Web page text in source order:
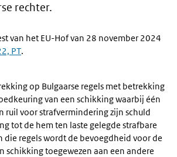
rechter.
van het EU-Hof van 28 november 2024
PT.
op Bulgaarse regels met betrekking
van een schikking waarbij één
ruil voor strafvermindering zijn schuld
tot de hem ten laste gelegde strafbare
die regels wordt de bevoegdheid voor de
schikking toegewezen aan een andere